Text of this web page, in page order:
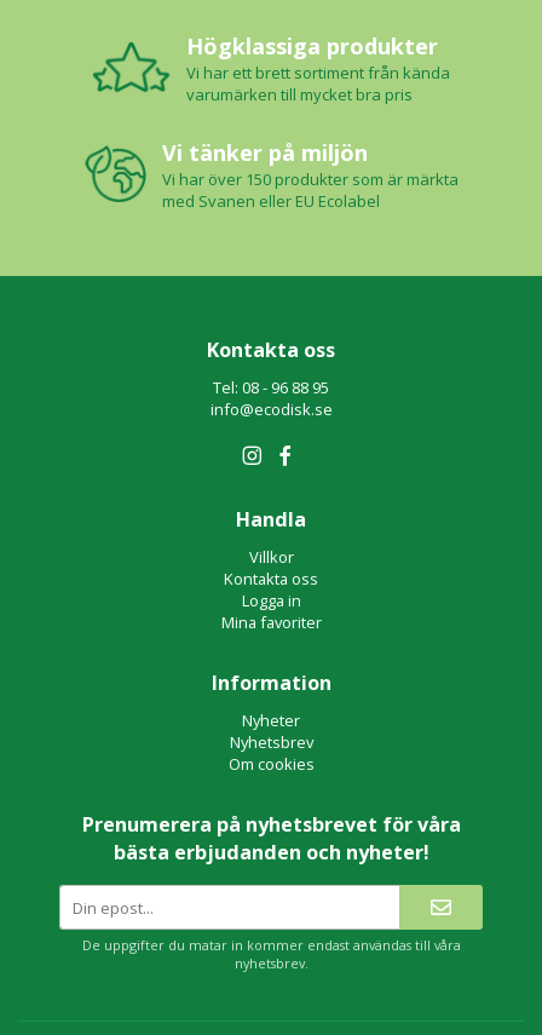
Högklassiga produkter
Vi har ett brett sortiment från kända
varumärken till mycket bra pris
Vi tänker på miljön
Vi har över 150 produkter som är märkta
med Svanen eller EU Ecolabel
Kontakta oss
Tel: 08 - 96 88 95
info@ecodisk.se
Handla
Villkor
Kontakta oss
Logga in
Mina favoriter
Information
Nyheter
Nyhetsbrev
Om cookies
Prenumerera på nyhetsbrevet för våra
bästa erbjudanden och nyheter!
De uppgifter du matar in kommer endast användas till våra
nyhetsbrev.